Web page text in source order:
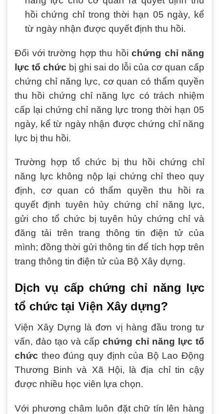
hồi chứng chỉ trong thời hạn 05 ngày, kể
từ ngày nhận được quyết định thu hồi.
Đối với trường hợp thu hồi chứng chỉ năng
lực tổ chức bị ghi sai do lỗi của cơ quan cấp
chứng chỉ năng lực, cơ quan có thẩm quyền
thu hồi chứng chỉ năng lực có trách nhiệm
cấp lại chứng chỉ năng lực trong thời hạn 05
ngày, kể từ ngày nhận được chứng chỉ năng
lực bị thu hồi.
Trường hợp tổ chức bị thu hồi chứng chỉ
năng lực không nộp lại chứng chỉ theo quy
định, cơ quan có thẩm quyền thu hồi ra
quyết định tuyên hủy chứng chỉ năng lực,
gửi cho tổ chức bị tuyên hủy chứng chỉ và
đăng tải trên trang thông tin điện tử của
mình; đồng thời gửi thông tin để tích hợp trên
trang thông tin điện tử của Bộ Xây dựng.
Dịch vụ cấp chứng chỉ năng lực
tổ chức tại Viện Xây dựng?
Viện Xây Dựng là đơn vị hàng đầu trong tư
vấn, đào tạo và cấp chứng chỉ năng lực tổ
chức theo đúng quy định của Bộ Lao Động
Thương Binh và Xã Hội, là địa chỉ tin cậy
được nhiều học viên lựa chọn.
Với phương châm luôn đặt chữ tín lên hàng